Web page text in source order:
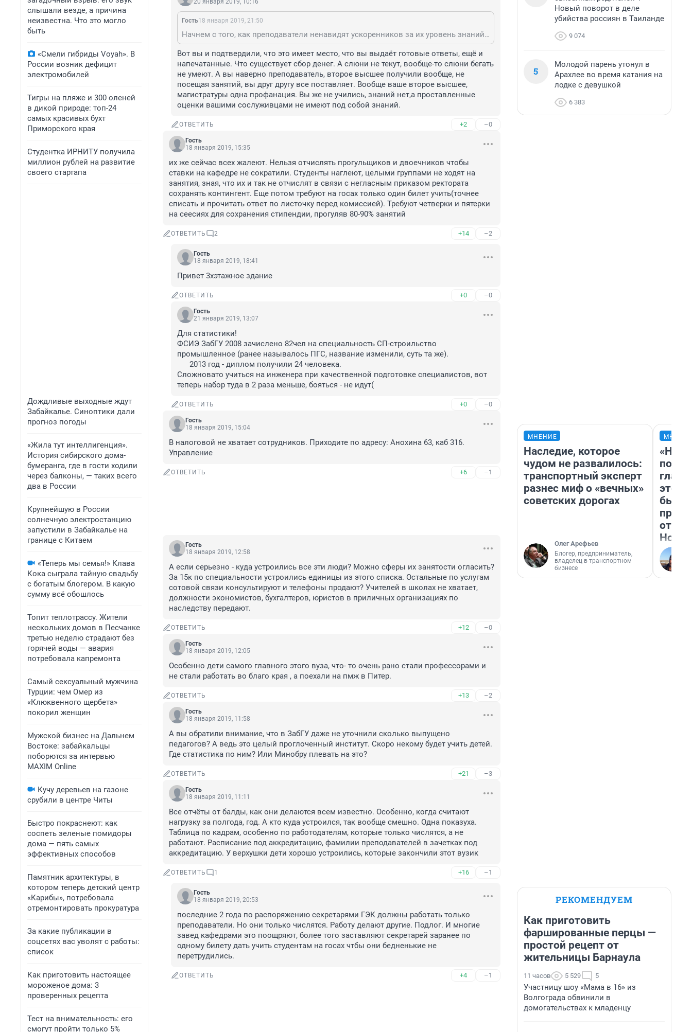
слышали везде, а причина
неизвестна. Что это могло
быть
«Смели гибриды Voyah». В
России возник дефицит
электромобилей
Тигры на пляже и 300 оленей
в дикой природе: топ-24
самых красивых бухт
Приморского края
Студентка ИРНИТУ получила
миллион рублей на развитие
своего стартапа
Дождливые выходные ждут
Забайкалье. Синоптики дали
прогноз погоды
«Жила тут интеллигенция».
История сибирского дома-
бумеранга, где в гости ходили
через балконы, — таких всего
два в России
Крупнейшую в России
солнечную электростанцию
запустили в Забайкалье на
границе с Китаем
«Теперь мы семья!» Клава
Кока сыграла тайную свадьбу
с богатым блогером. В какую
сумму всё обошлось
Топит теплотрассу. Жители
нескольких домов в Песчанке
третью неделю страдают без
горячей воды — авария
потребовала капремонта
Самый сексуальный мужчина
Турции: чем Омер из
«Клюквенного щербета»
покорил женщин
Мужской бизнес на Дальнем
Востоке: забайкальцы
поборются за интервью
MAXIM Online
Кучу деревьев на газоне
срубили в центре Читы
Быстро покраснеют: как
соспеть зеленые помидоры
дома — пять самых
эффективных способов
Памятник архитектуры, в
котором теперь детский центр
«Карибы», потребовала
отремонтировать прокуратура
За какие публикации в
соцсетях вас уволят с работы:
список
Как приготовить настоящее
мороженое дома: 3
проверенных рецепта
Тест на внимательность: его
смогут пройти только 5%
20 января 2019, 10:16
Гость18 января 2019, 21:50
Начнем с того, как преподаватели ненавидят ускоренников за их уровень знаний,но они, в отличие от ускоренников гораздо более подневольные люди. Дальше, господин ускоренник, что произойдет, если вы не оплатите обеды и коньяк для членов ГЭК даже с вашим уровнем знаний? А ровным счетом ничего, так же получите свои никчемные оценки и вы прекрасно знаете, что никто вас валить не будет, лишь бы вытолкать взашей. Тогда почему вы оплачиваете эти обеды и еще нюни тут распустили, противно читать,о том как подглядываете, как кто-то за обе щеки уплетает, а у вас слюни бегут. Фу!
Вот вы и подтвердили, что это имеет место, что вы выдаёт готовые ответы, ещё и
напечатанные. Что существует сбор денег. А слюни не текут, вообще-то слюни бегать
не умеют. А вы наверно преподаватель, второе высшее получили вообще, не
посещая занятий, вы друг другу все поставляет. Вообще ваше второе высшее,
магистратуры одна профанация. Вы же не учились, знаний нет,а проставленные
оценки вашими сослуживцами не имеют под собой знаний.
ОТВЕТИТЬ +2 –0
Гость
18 января 2019, 15:35
их же сейчас всех жалеют. Нельзя отчислять прогульщиков и двоечников чтобы
ставки на кафедре не сократили. Студенты наглеют, целыми группами не ходят на
занятия, зная, что их и так не отчислят в связи с негласным приказом ректората
сохранять контингент. Еще потом требуют на госах только один билет учить(точнее
списать и прочитать ответ по листочку перед комиссией). Требуют четверки и пятерки
на сеесиях для сохранения стипендии, прогуляв 80-90% занятий
ОТВЕТИТЬ 2 +14 –2
Гость
18 января 2019, 18:41
Привет 3хэтажное здание
ОТВЕТИТЬ +0 –0
Гость
21 января 2019, 13:07
Для статистики!
ФСИЭ ЗабГУ 2008 зачислено 82чел на специальность СП-строильство
промышленное (ранее называлось ПГС, название изменили, суть та же).
2013 год - диплом получили 24 человека.
Сложновато учиться на инженера при качественной подготовке специалистов, вот
теперь набор туда в 2 раза меньше, бояться - не идут(
ОТВЕТИТЬ +0 –0
Гость
18 января 2019, 15:04
В налоговой не хватает сотрудников. Приходите по адресу: Анохина 63, каб 316.
Управление
ОТВЕТИТЬ +6 –1
Гость
18 января 2019, 12:58
А если серьезно - куда устроились все эти люди? Можно сферы их занятости огласить?
За 15к по специальности устроились единицы из этого списка. Остальные по услугам
сотовой связи консультируют и телефоны продают? Учителей в школах не хватает,
должности экономистов, бухгалтеров, юристов в приличных организациях по
наследству передают.
ОТВЕТИТЬ +12 –0
Гость
18 января 2019, 12:05
Особенно дети самого главного этого вуза, что- то очень рано стали профессорами и
не стали работать во благо края , а поехали на пмж в Питер.
ОТВЕТИТЬ +13 –2
Гость
18 января 2019, 11:58
А вы обратили внимание, что в ЗабГУ даже не уточнили сколько выпущено
педагогов? А ведь это целый проглоченный институт. Скоро некому будет учить детей.
Где статистика по ним? Или Минобру плевать на это?
ОТВЕТИТЬ +21 –3
Гость
18 января 2019, 11:11
Все отчёты от балды, как они делаются всем известно. Особенно, когда считают
нагрузку за полгода, год. А кто куда устроился, так вообще смешно. Одна показуха.
Таблица по кадрам, особенно по работодателям, которые только числятся, а не
работают. Расписание под аккредитацию, фамилии преподавателей в зачетках под
аккредитацию. У верхушки дети хорошо устроились, которые закончили этот вузик
ОТВЕТИТЬ 1 +16 –1
Гость
18 января 2019, 20:53
последние 2 года по распоряжению секретарями ГЭК должны работать только
преподаватели. Но они только числятся. Работу делают другие. Подлог. И многие
завед кафедрами это поощряют, более того заставляют секретарей заранее по
одному билету дать учить студентам на госах чтбы они бедненькие не
перетрудились.
ОТВЕТИТЬ +4 –1
Новый поворот в деле
убийства россиян в Таиланде
9 074
5
Молодой парень утонул в
Арахлее во время катания на
лодке с девушкой
6 383
МНЕНИЕ
Наследие, которое
чудом не развалилось:
транспортный эксперт
разнес миф о «вечных»
советских дорогах
Олег Арефьев
Блогер, предприниматель,
владелец в транспортном
бизнесе
этого
бьет
РЕКОМЕНДУЕМ
Как приготовить
фаршированные перцы —
простой рецепт от
жительницы Барнаула
11 часов 5 529 5
Участницу шоу «Мама в 16» из
Волгограда обвинили в
домогательствах к младенцу